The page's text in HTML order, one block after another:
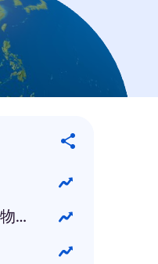
寵物討論區(討論寵物的討論區)